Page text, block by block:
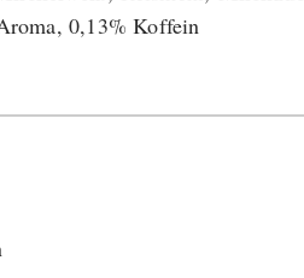
0,13% Koffein